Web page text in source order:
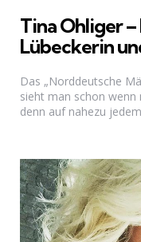
Tina Ohliger
Lübeckerin
Das „Norddeutsche
sieht man schon
denn auf nahezu